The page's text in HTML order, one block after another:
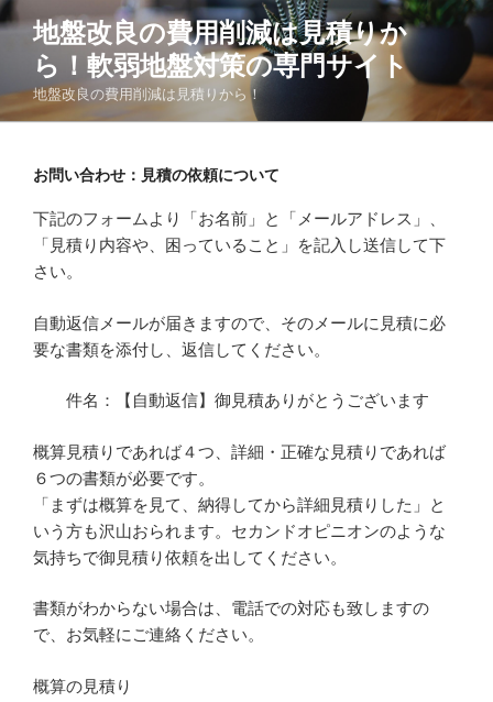
コ
ン
ツ
地盤改良の費用削減は見積りか
ら！軟弱地盤対策の専門サイト
地盤改良の費用削減は見積りから！
お問い合わせ：見積の依頼について
下記のフォームより 「お名前」 と 「メールアドレス」
「見積り内容や、困っていること」
を記入し送信して下
さい。
自動返信メールが届きますので、 そのメールに見積に必
要な書類を添付し、返信してください。
件名：【自動返信】御見積ありがとうございます
概算見積りであれば４つ、詳細・正確な見積りであれば
６つの書類が必要です。
「まずは概算を見て、納得してから詳細見積りした」と
いう方も沢山おられます。セカンドオピニオンのような
気持ちで御見積り依頼を出してください。
書類がわからない場合は、電話での対応も致しますの
で、お気軽にご連絡ください。
概算の見積り